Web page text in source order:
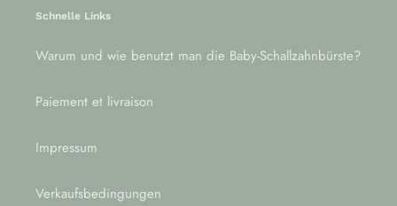
Schnelle Links
Warum und wie benutzt man die Baby-Schallzahnbürste?
Paiement et livraison
Impressum
Verkaufsbedingungen